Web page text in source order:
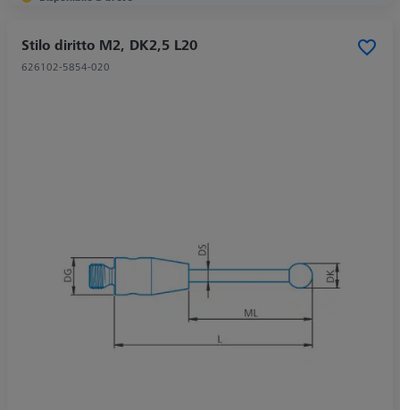
Stilo diritto M2, DK2,5 L20
626102-5854-020